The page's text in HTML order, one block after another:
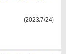
(2023/7/24)